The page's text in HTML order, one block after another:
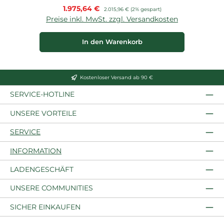
Verkaufspreis:
1.975,64 € Regulärer Preis:
2.015,96 € (2% gespart)
Preise inkl. MwSt. zzgl. Versandkosten
In den Warenkorb
Kostenloser Versand ab 90 €
SERVICE-HOTLINE
UNSERE VORTEILE
SERVICE
INFORMATION
LADENGESCHÄFT
UNSERE COMMUNITIES
SICHER EINKAUFEN